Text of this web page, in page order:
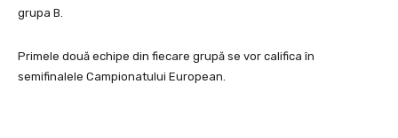
grupa B.
Primele două echipe din fiecare grupă se vor califica în
semifinalele Campionatului European.